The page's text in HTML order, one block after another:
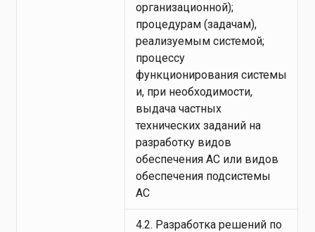
организационной);
процедурам (задачам),
реализуемым системой;
процессу
функционирования системы
и, при необходимости,
выдача частных
технических заданий на
разработку видов
обеспечения АС или видов
обеспечения подсистемы
АС
4.2. Разработка решений по